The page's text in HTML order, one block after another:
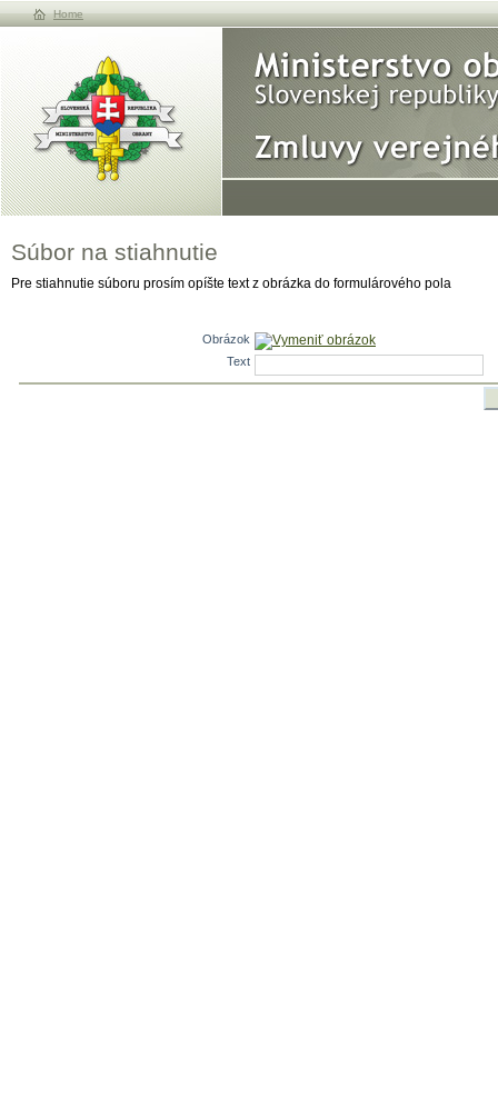
Home
Súbor na stiahnutie
Pre stiahnutie súboru prosím opíšte text z obrázka do formulárového pola
Obrázok
Vymeniť obrázok
Text